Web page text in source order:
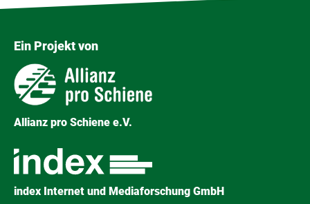
Ein Projekt von
Allianz pro Schiene e.V.
index Internet und Mediaforschung GmbH